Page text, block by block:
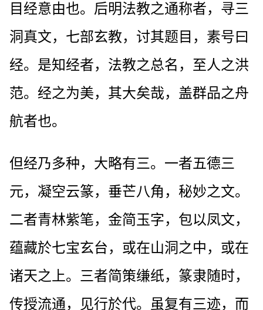
目经意由也。后明法教之通称者，寻三
洞真文，七部玄教，讨其题目，素号曰
经。是知经者，法教之总名，至人之洪
范。经之为美，其大矣哉，盖群品之舟
航者也。
但经乃多种，大略有三。一者五德三
元，凝空云篆，垂芒八角，秘妙之文。
二者青林紫笔，金简玉字，包以凤文，
蕴藏於七宝玄台，或在山洞之中，或在
诸天之上。三者简策缣纸，篆隶随时，
传授流通，见行於代。虽复有三迹，而